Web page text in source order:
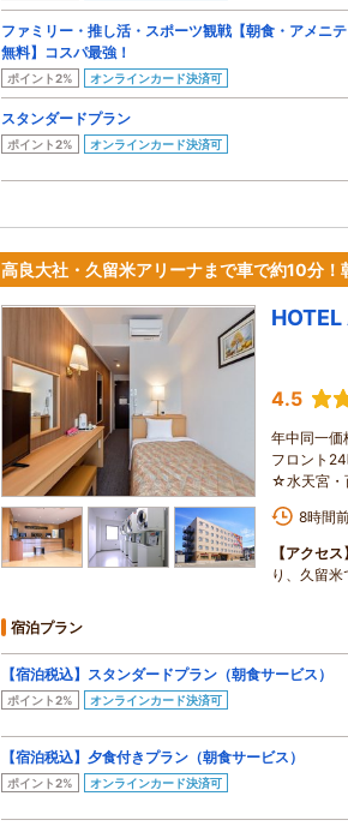
ファミリー・推し活・スポーツ観戦【朝食・アメニテ
無料】コスパ最強！
ポイント2% オンラインカード決済可
スタンダードプラン
ポイント2% オンラインカード決済可
高良大社・久留米アリーナまで車で約10分！
4.5
年中同一価
フロント
☆水天宮・
8時間
【アクセス】
り、久留米
宿泊プラン
【宿泊税込】スタンダードプラン（朝食サービス）
ポイント2% オンラインカード決済可
【宿泊税込】夕食付きプラン（朝食サービス）
ポイント2% オンラインカード決済可